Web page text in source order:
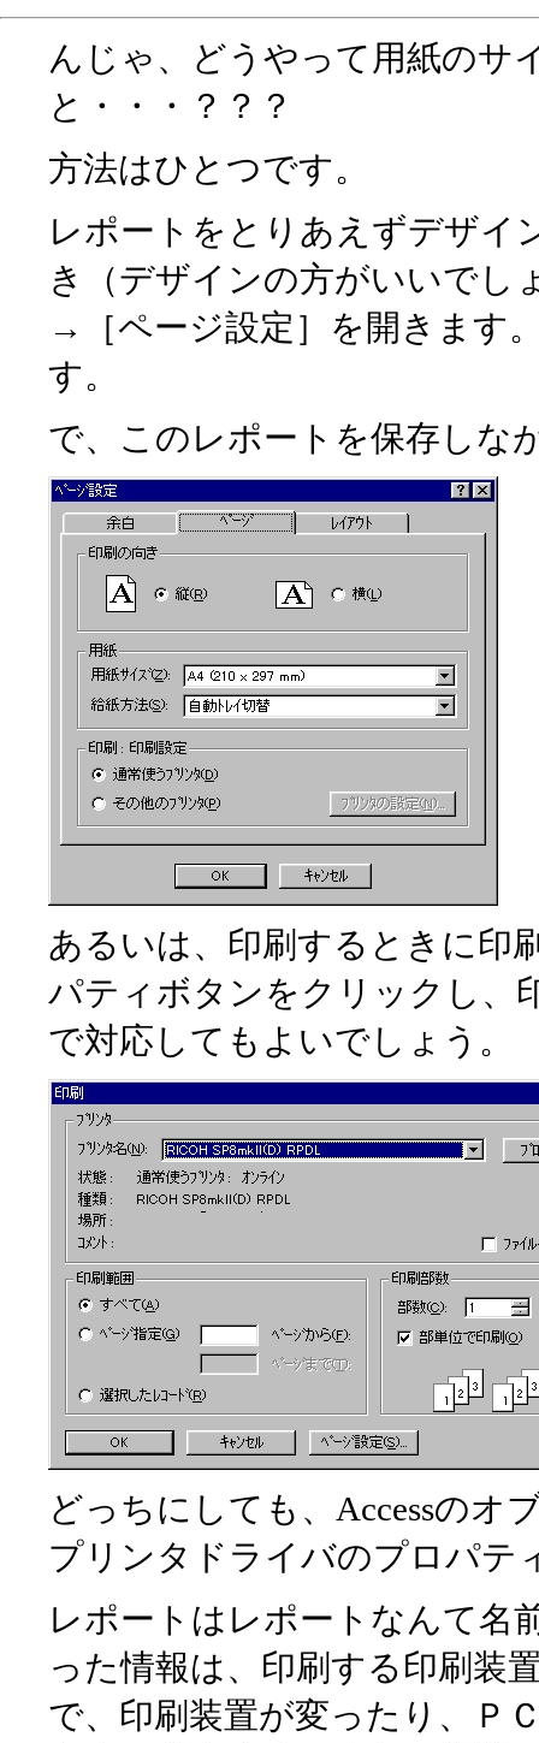
んじゃ、どうやって用紙のサ
と・・・？？？
方法はひとつです。
レポートをとりあえずデザイ
き（デザインの方がいいでし
→［ページ設定］を開きます
す。
で、このレポートを保存しな
あるいは、印刷するときに印
パティボタンをクリックし、
で対応してもよいでしょう。
どっちにしても、Accessのオ
プリンタドライバのプロパテ
レポートはレポートなんて名
った情報は、印刷する印刷装
で、印刷装置が変ったり、Ｐ